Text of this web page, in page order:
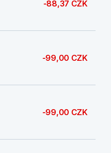
-88,37 CZK
-99,00 CZK
-99,00 CZK